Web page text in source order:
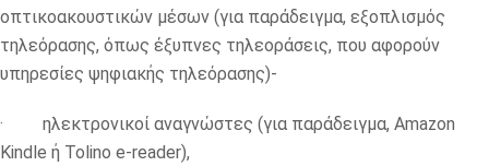
οπτικοακουστικών μέσων (για παράδειγμα, εξοπλισμός
τηλεόρασης, όπως έξυπνες τηλεοράσεις, που αφορούν
υπηρεσίες ψηφιακής τηλεόρασης)-
· ηλεκτρονικοί αναγνώστες (για παράδειγμα, Amazon
Kindle ή Tolino e-reader),